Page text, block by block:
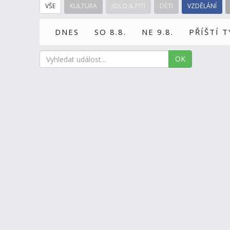
VŠE KULTURA JÍDLO & PITÍ DĚTI VZDĚLÁNÍ
DNES SO 8.8. NE 9.8. PŘÍŠTÍ
OK